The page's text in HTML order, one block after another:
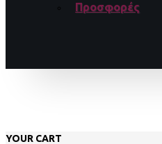
Προσφορές
YOUR CART